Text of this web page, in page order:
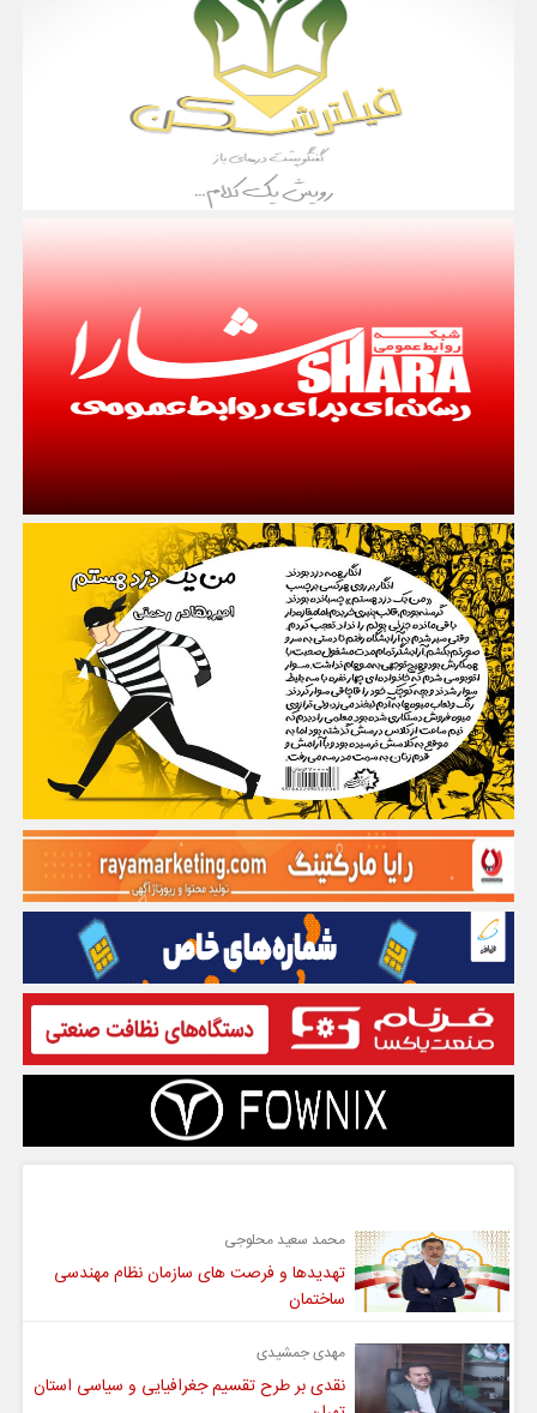
محمد سعید محلوجی
تهدیدها و فرصت های سازمان نظام مهندسی
ساختمان
مهدی جمشیدی
نقدی بر طرح تقسیم جغرافیایی و سیاسی استان